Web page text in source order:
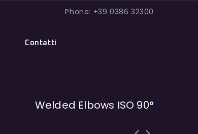
Phone: +39 0386 32300
Contatti
Welded Elbows ISO 90°